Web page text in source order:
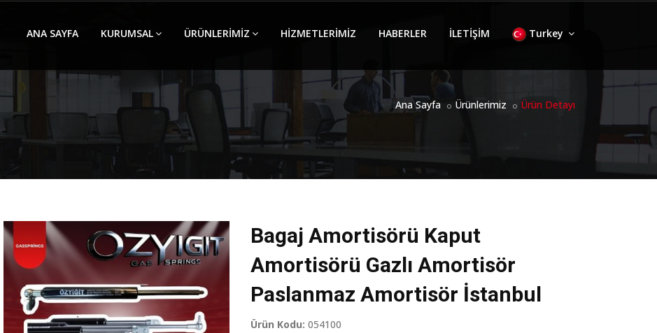
ANA SAYFA KURUMSAL ÜRÜNLERİMİZ HİZMETLERİMİZ HABERLER İLETİŞİM Turkey
Ana Sayfa Ürünlerimiz Ürün Detayı
Bagaj Amortisörü Kaput
Amortisörü Gazlı Amortisör
Paslanmaz Amortisör İstanbul
Ürün Kodu: 054100